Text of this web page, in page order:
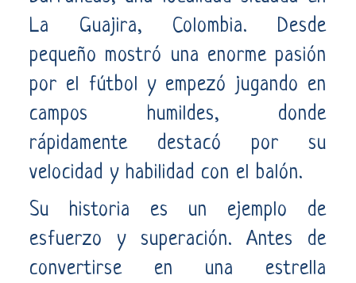
La Guajira, Colombia. Desde
pequeño mostró una enorme pasión
por el fútbol y empezó jugando en
campos humildes, donde
rápidamente destacó por su
velocidad y habilidad con el balón.
Su historia es un ejemplo de
esfuerzo y superación. Antes de
convertirse en una estrella